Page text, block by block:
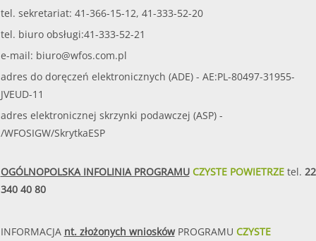
tel. sekretariat: 41-366-15-12, 41-333-52-20
tel. biuro obsługi:41-333-52-21
e-mail: biuro@wfos.com.pl
adres do doręczeń elektronicznych (ADE) - AE:PL-80497-31955-
JVEUD-11
adres elektronicznej skrzynki podawczej (ASP) -
/WFOSIGW/SkrytkaESP
OGÓLNOPOLSKA INFOLINIA PROGRAMUCZYSTE POWIETRZEtel. 22
340 40 80
INFORMACJA nt. złożonych wnioskówPROGRAMU CZYSTE